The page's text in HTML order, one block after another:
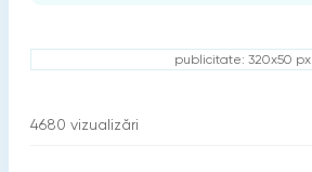
publicitate: 320x50 px
4680 vizualizări